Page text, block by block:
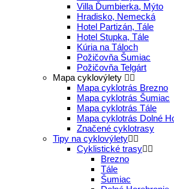
Villa Ďumbierka, Mýto
Hradisko, Nemecká
Hotel Partizán, Tále
Hotel Stupka, Tále
Kúria na Táloch
Požičovňa Šumiac
Požičovňa Telgárt
Mapa cyklovýlety
Mapa cyklotrás Brezno
Mapa cyklotrás Šumiac
Mapa cyklotrás Tále
Mapa cyklotrás Dolné
Značené cyklotrasy
Tipy na cyklovýlety
Cyklistické trasy
Brezno
Tále
Šumiac